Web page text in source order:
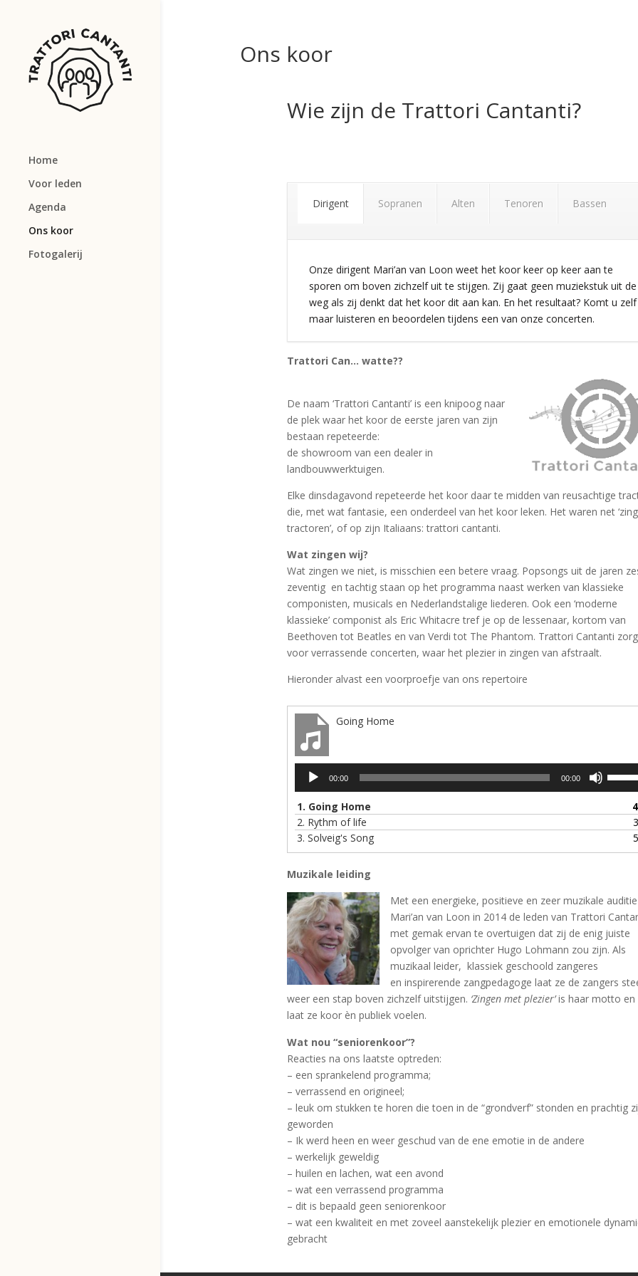
Home
Voor leden
Agenda
Ons koor
Fotogalerij
Ons koor
Wie zijn de Trattori Cantanti?
Dirigent Sopranen Alten Tenoren Bassen
Onze dirigent Mari’an van Loon weet het koor keer op keer aan te
sporen om boven zichzelf uit te stijgen. Zij gaat geen muziekstuk uit de
weg als zij denkt dat het koor dit aan kan. En het resultaat? Komt u zelf
maar luisteren en beoordelen tijdens een van onze concerten.
Trattori Can… watte??
De naam ‘Trattori Cantanti’ is een knipoog naar
de plek waar het koor de eerste jaren van zijn
bestaan repeteerde:
de showroom van een dealer in
landbouwwerktuigen.
Elke dinsdagavond repeteerde het koor daar te midden van reusachtige
die, met wat fantasie, een onderdeel van het koor leken. Het waren net
tractoren’, of op zijn Italiaans: trattori cantanti.
Wat zingen wij?
Wat zingen we niet, is misschien een betere vraag. Popsongs uit de jaren
zeventig en tachtig staan op het programma naast werken van klassieke
componisten, musicals en Nederlandstalige liederen. Ook een ‘moderne
klassieke’ componist als Eric Whitacre tref je op de lessenaar, kortom van
Beethoven tot Beatles en van Verdi tot The Phantom. Trattori Cantanti
voor verrassende concerten, waar het plezier in zingen van afstraalt.
Hieronder alvast een voorproefje van ons repertoire
Going Home
Audiospeler
00:00 00:00
om
het
te
1. Going Home
2. Rythm of life
3. Solveig's Song
Muzikale leiding
Met een energieke, positieve en zeer muzikale
Mari’an van Loon in 2014 de leden van Trattori
met gemak ervan te overtuigen dat zij de enig juiste
opvolger van oprichter Hugo Lohmann zou zijn. Als
muzikaal leider, klassiek geschoold zangeres
en inspirerende zangpedagoge laat ze de zangers
weer een stap boven zichzelf uitstijgen. ‘Zingen met plezier’is haar motto en
laat ze koor èn publiek voelen.
Wat nou “seniorenkoor”?
Reacties na ons laatste optreden:
– een sprankelend programma;
– verrassend en origineel;
– leuk om stukken te horen die toen in de “grondverf” stonden en prachtig
geworden
– Ik werd heen en weer geschud van de ene emotie in de andere
– werkelijk geweldig
– huilen en lachen, wat een avond
– wat een verrassend programma
– dit is bepaald geen seniorenkoor
– wat een kwaliteit en met zoveel aanstekelijk plezier en emotionele
gebracht